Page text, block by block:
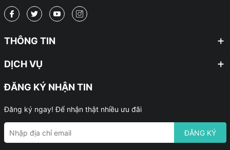
THÔNG TIN
DỊCH VỤ
ĐĂNG KÝ NHẬN TIN
Đăng ký ngay! Để nhận thật nhiều ưu đãi
ĐĂNG KÝ